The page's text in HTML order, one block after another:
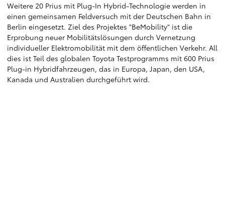
Weitere 20 Prius mit Plug-In Hybrid-Technologie werden in
einen gemeinsamen Feldversuch mit der Deutschen Bahn in
Berlin eingesetzt. Ziel des Projektes "BeMobility" ist die
Erprobung neuer Mobilitätslösungen durch Vernetzung
individueller Elektromobilität mit dem öffentlichen Verkehr. All
dies ist Teil des globalen Toyota Testprogramms mit 600 Prius
Plug-in Hybridfahrzeugen, das in Europa, Japan, den USA,
Kanada und Australien durchgeführt wird.